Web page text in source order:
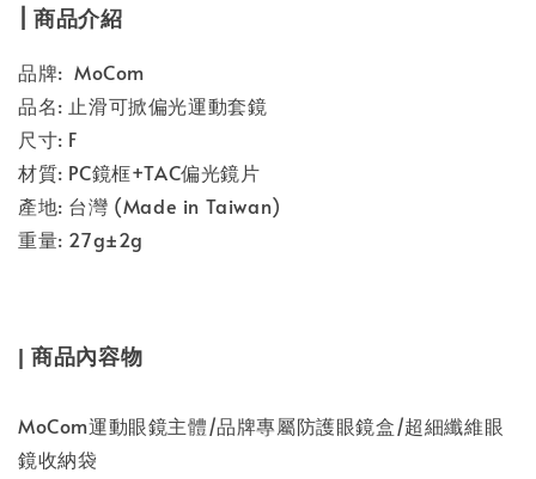
| 商品介紹
品牌: MoCom
品名: 止滑可掀偏光運動套鏡
尺寸: F
材質: PC鏡框+TAC偏光鏡片
產地: 台灣 (Made in Taiwan)
重量: 27g±2g
| 商品內容物
MoCom運動眼鏡主體/品牌專屬防護眼鏡盒/超細纖維眼
鏡收納袋